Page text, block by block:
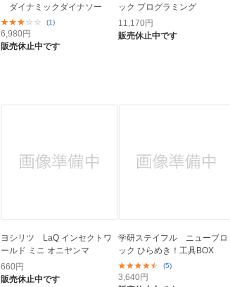
ダイナミックダイナソー
(1)
6,980円
販売休止中です
ック プログラミング
11,170円
販売休止中です
ヨシリツ LaQ インセクトワ
ールド ミニ オニヤンマ
660円
販売休止中です
学研ステイフル ニューブロ
ック ひらめき！工具BOX
(5)
3,640円